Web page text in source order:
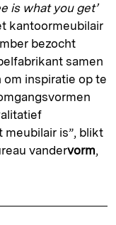
is what you get’
kantoormeubilair
bezocht
samen
inspiratie op te
is”, blikt
vandervorm,